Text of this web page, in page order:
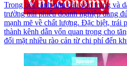
Trong bối cảnh nhu cầu vốn trung và
trường trái phiếu doanh nghiệp đang
mạnh mẽ về chất lượng. Đặc biệt, trái
thành kênh dẫn vốn quan trọng cho
đối mặt nhiều rào cản từ chi phí đến